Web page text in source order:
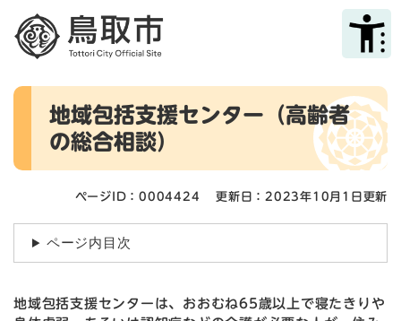
メニューを飛ばして本文へ
本
地域包括支援センター（高齢者
の総合相談）
ページID：0004424 更新日：2023年10月1日更新
ページ内目次
地域包括支援センターは、おおむね65歳以上で寝たきりや